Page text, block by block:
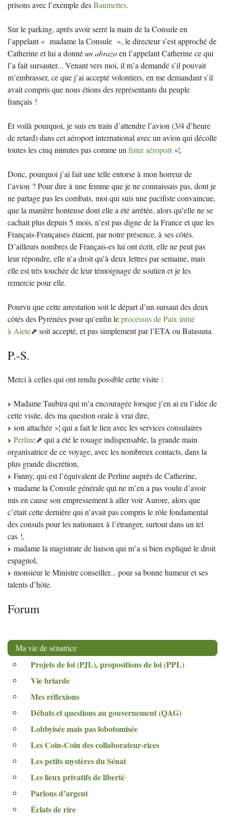
prisons avec l’exemple desBaumettes.
Sur le parking, après avoir serré la main de la Consule en
l’appelant « madame la Consule », le directeur s’est approché de
Catherine et lui a donnéun abrazoen l’appelant Catherine ce qui
l’a fait sursauter... Venant vers moi, il m’a demandé s’il pouvait
m’embrasser, ce que j’ai accepté volontiers, en me demandant s’il
avait compris que nous étions des représentants du peuple
français !
Et voilà pourquoi, je suis en train d’attendre l’avion (3/4 d’heure
de retard) dans cet aéroport international avec un avion qui décolle
toutes les cinq minutes pas comme unfutur aéroport »¦.
Donc, pourquoi j’ai fait une telle entorse à mon horreur de
l’avion ? Pour dire à une femme que je ne connaissais pas, dont je
ne partage pas les combats, moi qui suis une pacifiste convaincue,
que la manière honteuse dont elle a été arrêtée, alors qu’elle ne se
cachait plus depuis 5 mois, n’est pas digne de la France et que les
Français-Françaises étaient, par notre présence, à ses côtés.
D’ailleurs nombres de Français-es lui ont écrit, elle ne peut pas
leur répondre, elle n’a droit qu’à deux lettres par semaine, mais
elle est très touchée de leur témoignage de soutien et je les
remercie pour elle.
Pourvu que cette arrestation soit le départ d’un sursaut des deux
côtés des Pyrénées pour qu’enfin leprocessus de Paix initié
à Aiete
soit accepté, et pas simplement par l’ETA ou Batasuna.
P.-S.
Merci à celles qui ont rendu possible cette visite :
Madame Taubira qui m’a encouragée lorsque j’en ai eu l’idée de
cette visite, dés ma question orale à vrai dire,
son attachée »¦ qui a fait le lien avec les services consulaires
Perline
qui a été le rouage indispensable, la grande main
organisatrice de ce voyage, avec les nombreux contacts, dans la
plus grande discrétion,
Fanny, qui est l’équivalent de Perline auprès de Catherine,
madame la Consule générale qui ne m’en a pas voulu d’avoir
mis en cause son empressement à aller voir Aurore, alors que
c’était cette dernière qui n’avait pas compris le rôle fondamental
des consuls pour les nationaux à l’étranger, surtout dans un tel
cas !,
madame la magistrate de liaison qui m’a si bien expliqué le droit
espagnol,
monsieur le Ministre conseiller... pour sa bonne humeur et ses
talents d’hôte.
Forum
Ma vie de sénatrice
Projets de loi (PJL), propositions de loi (PPL)
Vie briarde
Mes réflexions
Débats et questions au gouvernement (QAG)
Lobbyisée mais pas lobotomisée
Les Coin-Coin des collaborateur-rices
Les petits mystères du Sénat
Les lieux privatifs de liberté
Parlons d’argent
Éclats de rire